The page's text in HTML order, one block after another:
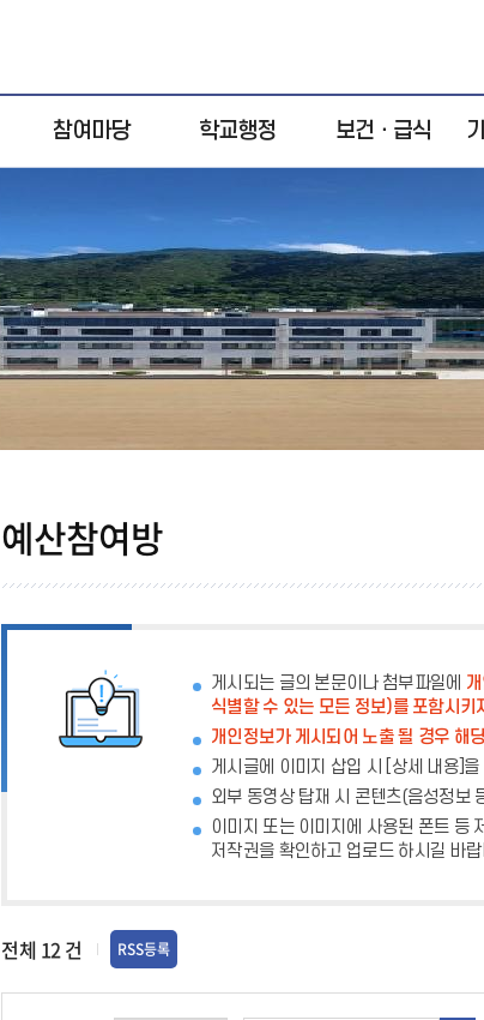
참여마당
자유게시판
산업안전 보건
제안
학교행정
예산참여방
학교환경
학교시설개방
보건ㆍ급식
급식
눈으로 보는 급
식
축산물이력제
예산참여방
게시되는 글의 본문이나 첨부파일에
식별할 수 있는 모든 정보)를 포함시키
개인정보가 게시되어 노출 될 경우 해
게시글에 이미지 삽입 시 [상세 내용]
외부 동영상 탑재 시 콘텐츠(음성정보
이미지 또는 이미지에 사용된 폰트 등
저작권을 확인하고 업로드 하시길 바
전체 12건 RSS등록